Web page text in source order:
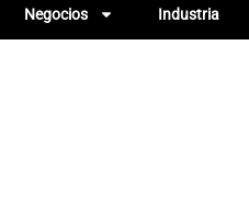
Negocios Industria